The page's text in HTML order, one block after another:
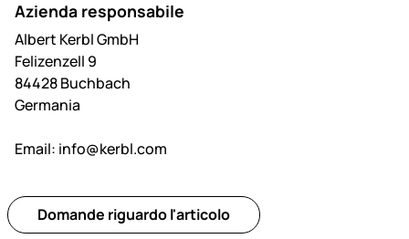
Azienda responsabile
Albert Kerbl GmbH
Felizenzell 9
84428 Buchbach
Germania
Email: info@kerbl.com
Domande riguardo l'articolo